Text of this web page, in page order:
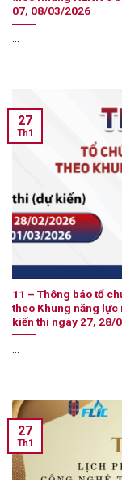
07, 08/03/2026
...
11 – Thông báo tổ
theo Khung năng lực
kiến thi ngày 27, 28/
...
27
Th1
27
Th1